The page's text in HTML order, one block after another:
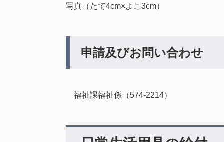
写真（たて4cm×よこ3cm）
申請及びお問い合わせ
福祉課福祉係（574-2214）